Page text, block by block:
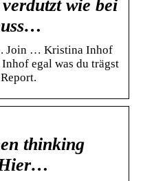
wie bei
Join … Kristina Inhof
egal was du trägst
thinking